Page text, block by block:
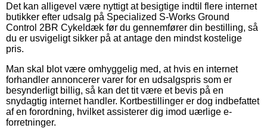
Det kan alligevel være nyttigt at besigtige indtil flere internet
butikker efter udsalg på Specialized S-Works Ground
Control 2BR Cykeldæk før du gennemfører din bestilling, så
du er usvigeligt sikker på at antage den mindst kostelige
pris.
Man skal blot være omhyggelig med, at hvis en internet
forhandler annoncerer varer for en udsalgspris som er
besynderligt billig, så kan det tit være et bevis på en
snydagtig internet handler. Kortbestillinger er dog indbefattet
af en forordning, hvilket assisterer dig imod uærlige e-
forretninger.